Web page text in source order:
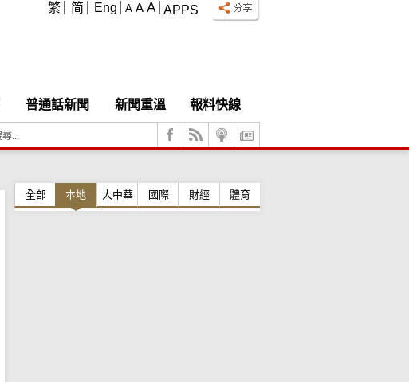
APPS
A A A
繁 简 Eng
普通話新聞 新聞重溫
報料快線
全部 本地 大中華 國際 財經 體育